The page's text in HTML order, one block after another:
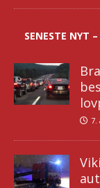
SENESTE NYT
7.